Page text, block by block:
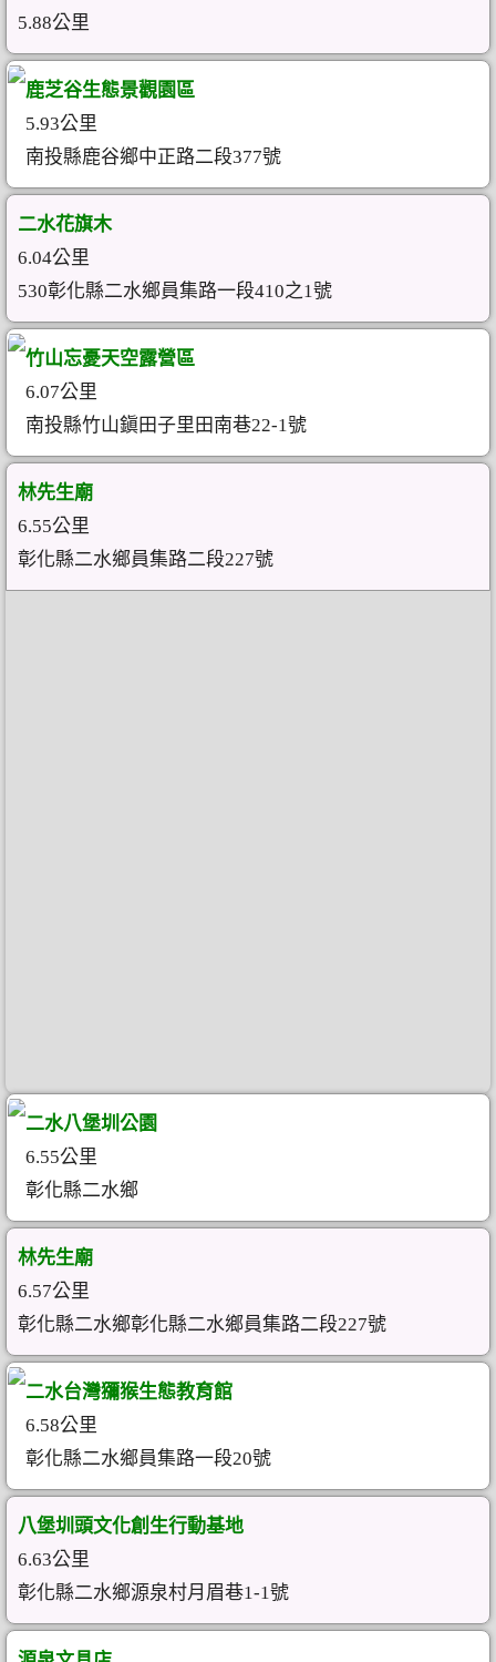
5.88公里
鹿芝谷生態景觀園區
5.93公里
南投縣鹿谷鄉中正路二段377號
二水花旗木
6.04公里
530彰化縣二水鄉員集路一段410之1號
竹山忘憂天空露營區
6.07公里
南投縣竹山鎭田子里田南巷22-1號
林先生廟
6.55公里
彰化縣二水鄉員集路二段227號
二水八堡圳公園
6.55公里
彰化縣二水鄉
林先生廟
6.57公里
彰化縣二水鄉彰化縣二水鄉員集路二段227號
二水台灣獼猴生態教育館
6.58公里
彰化縣二水鄉員集路一段20號
八堡圳頭文化創生行動基地
6.63公里
彰化縣二水鄉源泉村月眉巷1-1號